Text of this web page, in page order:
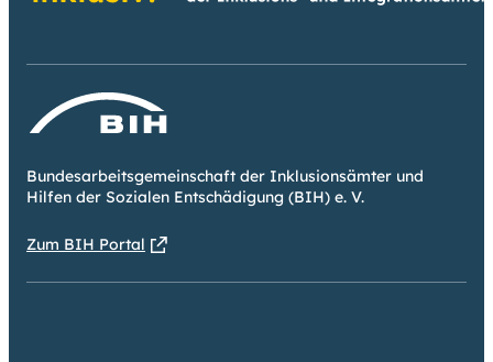
Bundesarbeitsgemeinschaft der Inklusionsämter und
Hilfen der Sozialen Entschädigung (BIH) e. V.
Zum BIH Portal